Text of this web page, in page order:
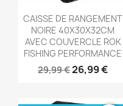
Aperçu rapide
CAISSE DE RANGEMENT
NOIRE 40X30X32CM
AVEC COUVERCLE ROK
FISHING PERFORMANCE
29,99 €26,99 €